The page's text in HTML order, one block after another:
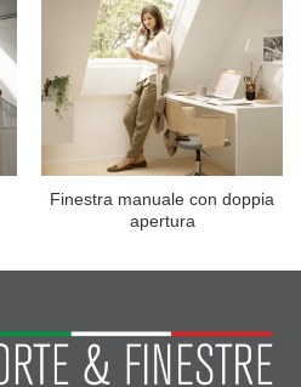
Finestra manuale con doppia
apertura